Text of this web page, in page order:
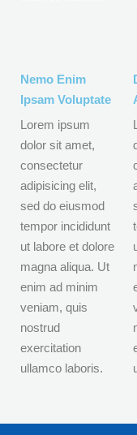
Nemo Enim
Ipsam Voluptate
Lorem ipsum
dolor sit amet,
consectetur
adipisicing elit,
sed do eiusmod
tempor incididunt
ut labore et dolore
magna aliqua. Ut
enim ad minim
veniam, quis
nostrud
exercitation
ullamco laboris.